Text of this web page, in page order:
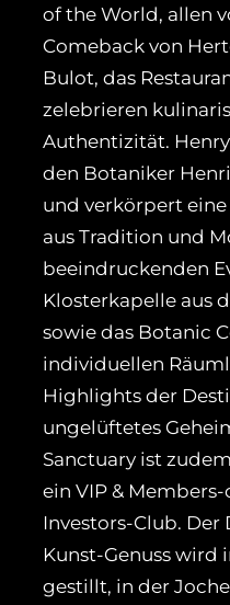
of the World, allen
Comeback von
Bulot, das
zelebrieren
Authentizität.
den Botaniker
und verkörpert
aus Tradition und
beeindruckenden
Klosterkapelle aus
sowie das Botanic
individuellen
Highlights der
ungelüftetes
Sanctuary ist
ein VIP &
Investors-Club.
Kunst-Genuss wird
gestillt, in der